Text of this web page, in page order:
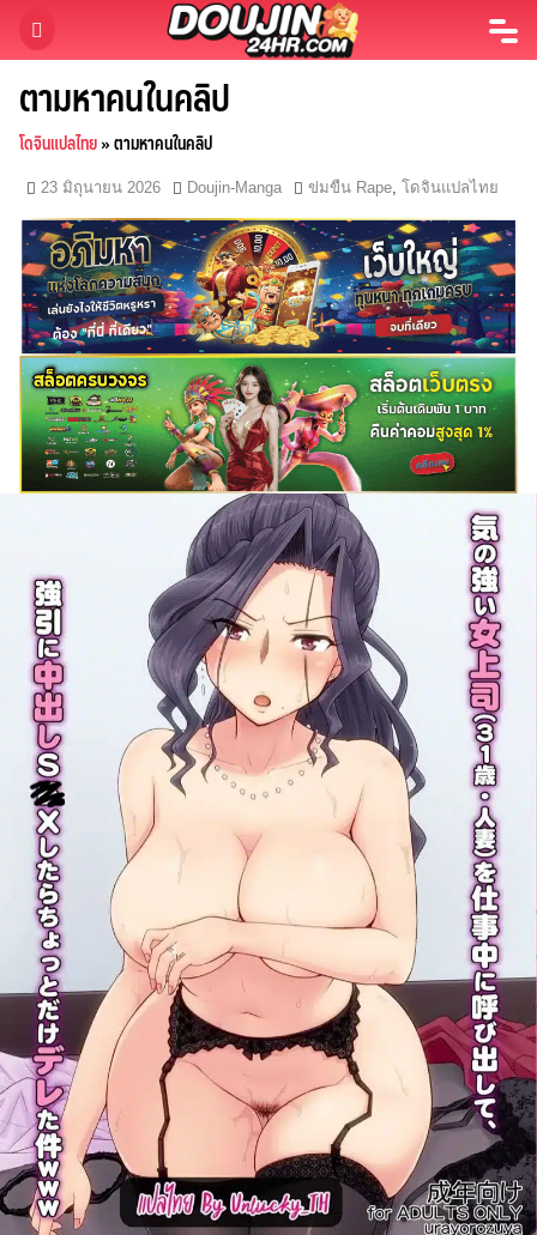
ตามหาคนในคลิป
โดจินแปลไทย»ตามหาคนในคลิป
23 มิถุนายน 2026 Doujin-Manga ข่มขืน Rape, โดจินแปลไทย